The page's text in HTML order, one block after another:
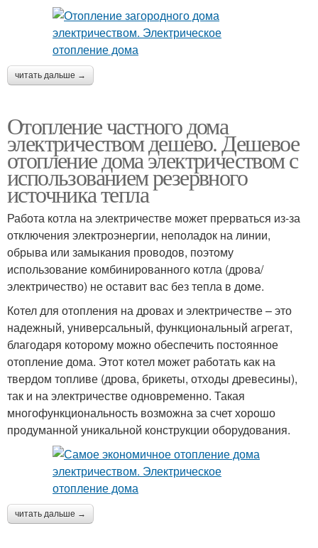
читать дальше →
Отопление частного дома
электричеством дешево. Дешевое
отопление дома электричеством с
использованием резервного
источника тепла
Работа котла на электричестве может прерваться из-за
отключения электроэнергии, неполадок на линии,
обрыва или замыкания проводов, поэтому
использование комбинированного котла (дрова/
электричество) не оставит вас без тепла в доме.
Котел для отопления на дровах и электричестве – это
надежный, универсальный, функциональный агрегат,
благодаря которому можно обеспечить постоянное
отопление дома. Этот котел может работать как на
твердом топливе (дрова, брикеты, отходы древесины),
так и на электричестве одновременно. Такая
многофункциональность возможна за счет хорошо
продуманной уникальной конструкции оборудования.
читать дальше →